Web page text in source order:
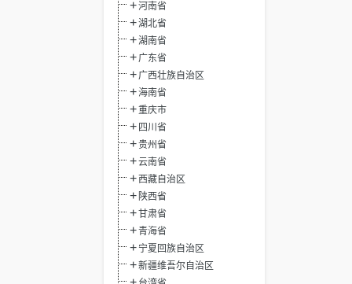
河南省
湖北省
湖南省
广东省
广西壮族自治区
海南省
重庆市
四川省
贵州省
云南省
西藏自治区
陕西省
甘肃省
青海省
宁夏回族自治区
新疆维吾尔自治区